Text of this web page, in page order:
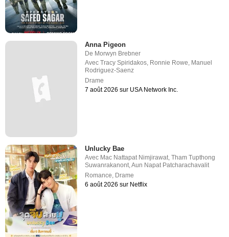
Anna Pigeon
De Morwyn Brebner
AvecTracy Spiridakos, Ronnie Rowe, Manuel
Rodriguez-Saenz
Drame
7 août 2026 sur USA Network Inc.
Unlucky Bae
Avec Mac Nattapat Nimjirawat ,Tham Tupthong
Suwanrakanont ,Aun Napat Patcharachavalit
Romance Drame
6 août 2026 sur Netflix